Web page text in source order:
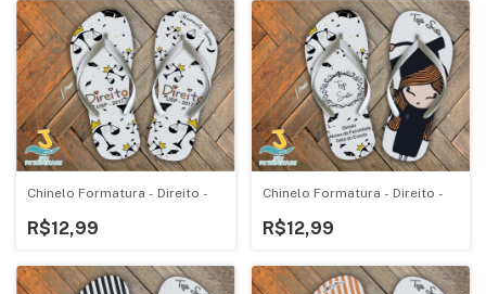
Chinelo Formatura - Direito -
R$12,99
Chinelo Formatura - Direito -
R$12,99